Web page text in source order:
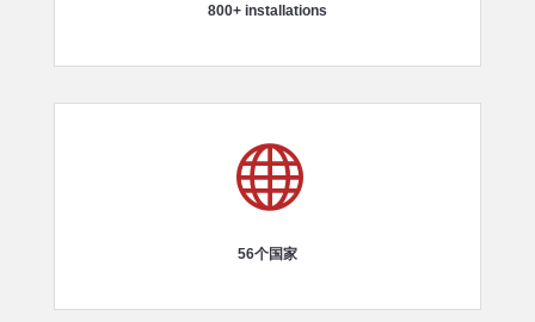
800+ installations

56个国家